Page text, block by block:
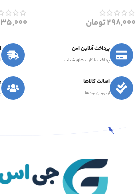
298,000تومان
پرداخت آنلاین امن
پرداخت با کارت های شتاب
اصالت کالاها
از برترین برندها